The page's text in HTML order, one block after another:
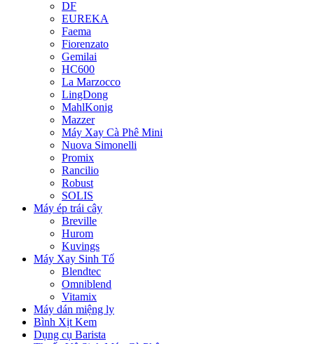
DF
EUREKA
Faema
Fiorenzato
Gemilai
HC600
La Marzocco
LingDong
MahlKonig
Mazzer
Máy Xay Cà Phê Mini
Nuova Simonelli
Promix
Rancilio
Robust
SOLIS
Máy ép trái cây
Breville
Hurom
Kuvings
Máy Xay Sinh Tố
Blendtec
Omniblend
Vitamix
Máy dán miệng ly
Bình Xịt Kem
Dụng cụ Barista